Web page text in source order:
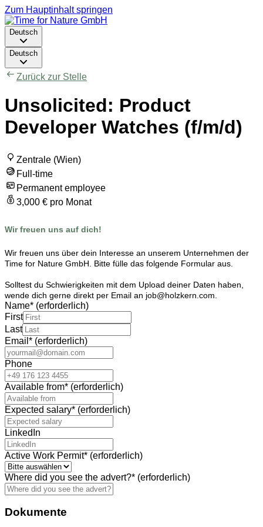
Zum Hauptinhalt springen
Deutsch
Deutsch
Zurück zur Stelle
Unsolicited: Product
Developer Watches (f/m/d)
Zentrale (Wien)
Full-time
Permanent employee
3,000 € pro Monat
Wir freuen uns auf dich!
Wir freuen uns über dein Interesse an unserem Unternehmen der
Time for Nature GmbH. Bitte fülle das folgende Formular aus.
Solltest du Schwierigkeiten mit dem Upload deiner Daten haben,
wende dich gerne direkt per Email an job@holzkern.com.
Name* (erforderlich)
First
Last
Email * (erforderlich)
Phone
Available from* (erforderlich)
Expected salary* (erforderlich)
LinkedIn
Active Work Permit* (erforderlich)
Where did you see the advert?* (erforderlich)
Dokumente